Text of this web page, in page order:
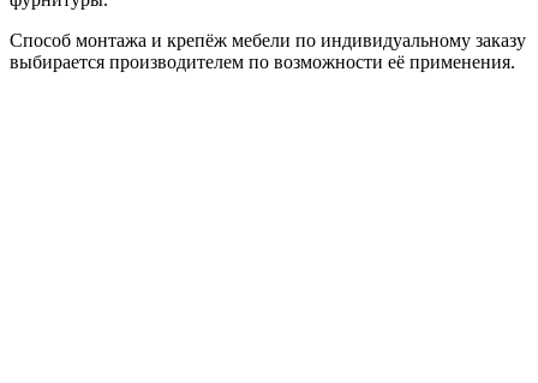
Способ монтажа и крепёж мебели по индивидуальному заказу
выбирается производителем по возможности её применения.